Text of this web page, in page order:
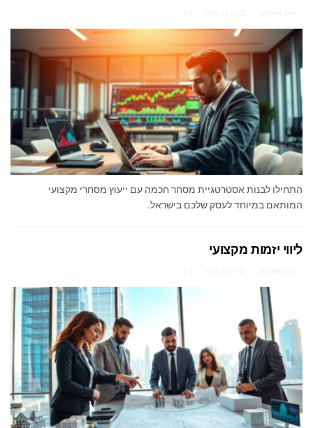
התחילו לבנות אסטרטגיית מסחר חכמה עם ייעוץ מסחרי מקצועי
המותאם במיוחד לעסק שלכם בישראל.
ליווי יזמות מקצועי